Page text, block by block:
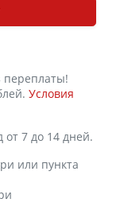
переплаты!
Условия
от 7 до 14 дней.
или пункта